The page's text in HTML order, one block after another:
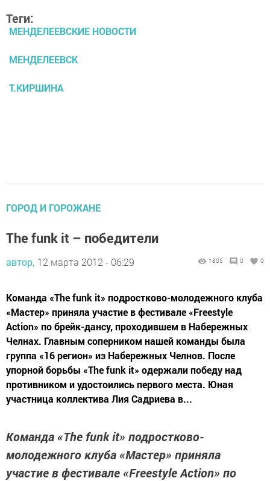
Теги:
МЕНДЕЛЕЕВСКИЕ НОВОСТИ
МЕНДЕЛЕЕВСК
Т.КИРШИНА
ГОРОД И ГОРОЖАНЕ
The funk it – победители
автор, 12 марта 2012 - 06:29 1805 0 0
Команда «The funk it» подростково-молодежного клуба
«Мастер» приняла участие в фестивале «Freestyle
Action» по брейк-дансу, проходившем в Набережных
Челнах. Главным соперником нашей команды была
группа «16 регион» из Набережных Челнов. После
упорной борьбы «The funk it» одержали победу над
противником и удостоились первого места. Юная
участница коллектива Лия Садриева в...
Команда «The funk it» подростково-
молодежного клуба «Мастер» приняла
участие в фестивале «Freestyle Action» по